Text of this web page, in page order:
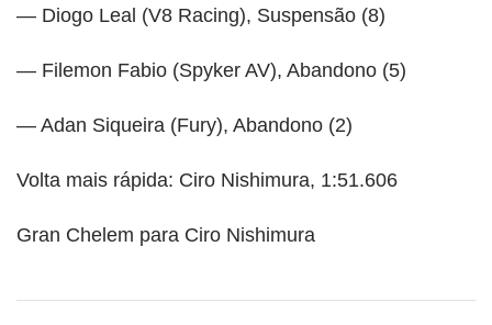
— Diogo Leal (V8 Racing), Suspensão (8)
— Filemon Fabio (Spyker AV), Abandono (5)
— Adan Siqueira (Fury), Abandono (2)
Volta mais rápida: Ciro Nishimura, 1:51.606
Gran Chelem para Ciro Nishimura